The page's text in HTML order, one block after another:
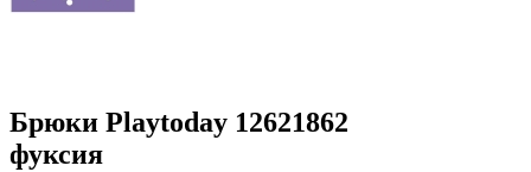
Брюки Playtoday 12621862
фуксия